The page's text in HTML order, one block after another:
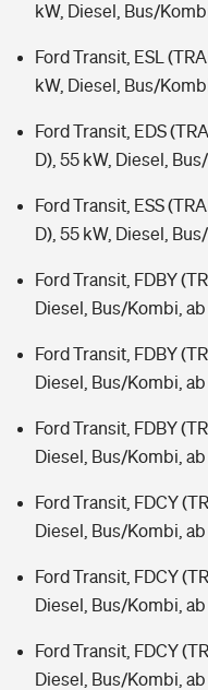
kW, Diesel, Bus/
Ford Transit, ESL
kW, Diesel, Bus/
Ford Transit, EDS
D), 55 kW, Diesel,
Ford Transit, ESS
D), 55 kW, Diesel,
Ford Transit, FDBY
Diesel, Bus/Kombi,
Ford Transit, FDBY
Diesel, Bus/Kombi,
Ford Transit, FDBY
Diesel, Bus/Kombi,
Ford Transit, FDCY
Diesel, Bus/Kombi,
Ford Transit, FDCY
Diesel, Bus/Kombi,
Ford Transit, FDCY
Diesel, Bus/Kombi,